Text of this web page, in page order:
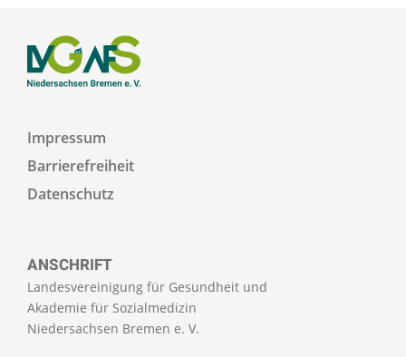
ANSCHRIFT
Landesvereinigung für Gesundheit und
Akademie für Sozialmedizin
Niedersachsen Bremen e. V.
Impressum
Barrierefreiheit
Datenschutz